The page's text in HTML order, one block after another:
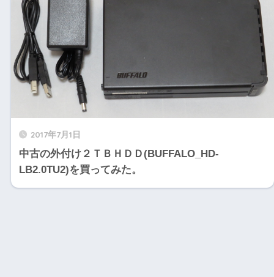
2017年7月1日
中古の外付け２ＴＢＨＤＤ(BUFFALO_HD-
LB2.0TU2)を買ってみた。